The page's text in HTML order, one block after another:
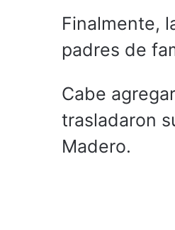
Finalmente,
padres de
Cabe
trasladaron
Madero.